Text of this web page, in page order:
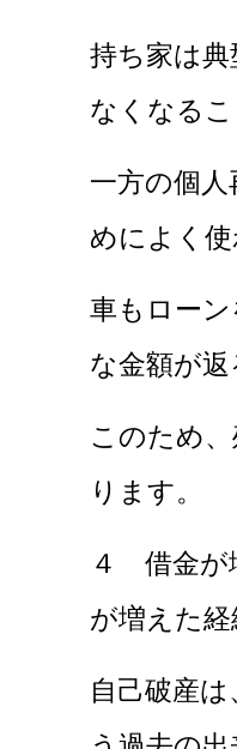
持ち家は
なくなる
一方の個
めによく
車もロー
な金額が
このため
ります。
４ 借金が
が増えた
自己破産